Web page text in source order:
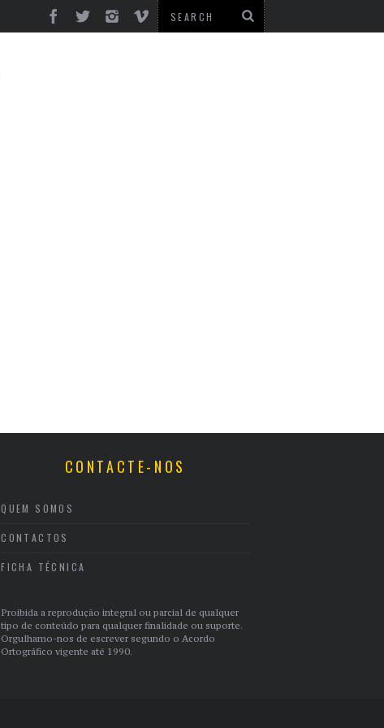
CONTACTE-NOS
QUEM SOMOS
CONTACTOS
FICHA TÉCNICA
Proibida a reprodução integral ou parcial de qualquer
tipo de conteúdo para qualquer finalidade ou suporte.
Orgulhamo-nos de escrever segundo o Acordo
Ortográfico vigente até 1990.